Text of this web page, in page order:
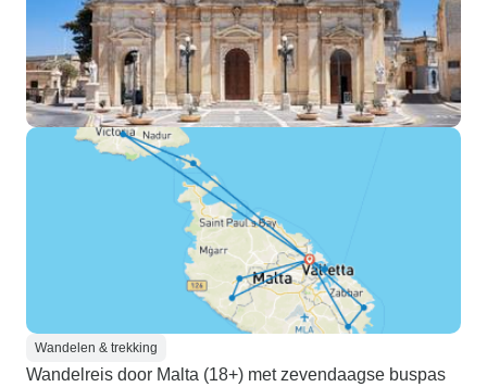
Wandelen & trekking
Wandelreis door Malta (18+) met zevendaagse buspas